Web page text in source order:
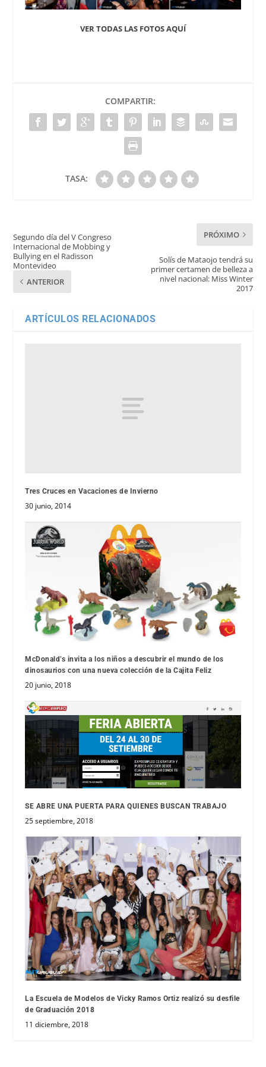
VER TODAS LAS FOTOS AQUÍ
COMPARTIR:
TASA:
Segundo día del V Congreso
Internacional de Mobbing y
Bullying en el Radisson
Montevideo
ANTERIOR
PRÓXIMO
Solís de Mataojo tendrá su
primer certamen de belleza a
nivel nacional: Miss Winter
2017
ARTÍCULOS RELACIONADOS
Tres Cruces en Vacaciones de Invierno
30 junio, 2014
McDonald’s invita a los niños a descubrir el mundo de los
dinosaurios con una nueva colección de la Cajita Feliz
20 junio, 2018
SE ABRE UNA PUERTA PARA QUIENES BUSCAN TRABAJO
25 septiembre, 2018
La Escuela de Modelos de Vicky Ramos Ortiz realizó su desfile
de Graduación 2018
11 diciembre, 2018